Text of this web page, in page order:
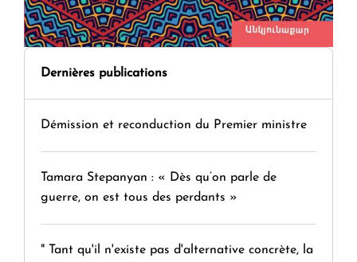
Dernières publications
Démission et reconduction du Premier ministre
Tamara Stepanyan : « Dès qu’on parle de
guerre, on est tous des perdants »
" Tant qu'il n'existe pas d'alternative concrète, la